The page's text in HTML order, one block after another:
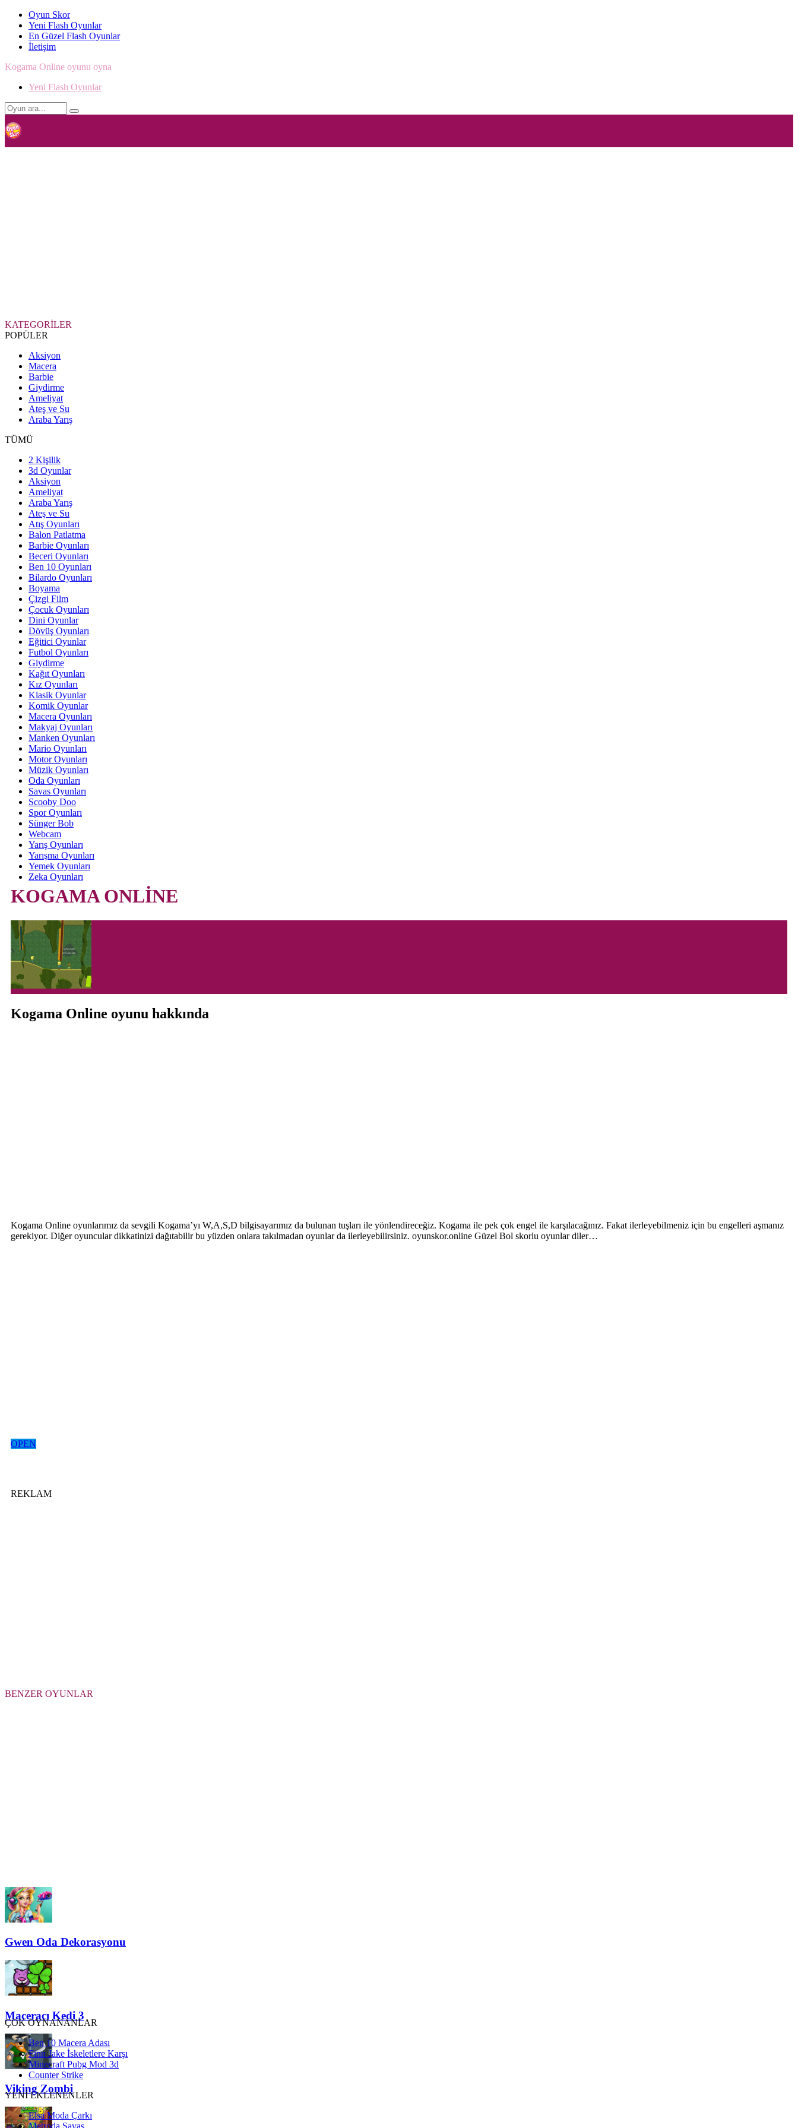
Oyun Skor
Yeni Flash Oyunlar
En Güzel Flash Oyunlar
İletişim
Kogama Online oyunu oyna
Yeni Flash Oyunlar
KATEGORİLER
POPÜLER
Aksiyon
Macera
Barbie
Giydirme
Ameliyat
Ateş ve Su
Araba Yarış
TÜMÜ
2 Kişilik
3d Oyunlar
Aksiyon
Ameliyat
Araba Yarış
Ateş ve Su
Atış Oyunları
Balon Patlatma
Barbie Oyunları
Beceri Oyunları
Ben 10 Oyunları
Bilardo Oyunları
Boyama
Çizgi Film
Çocuk Oyunları
Dini Oyunlar
Dövüş Oyunları
Eğitici Oyunlar
Futbol Oyunları
Giydirme
Kağıt Oyunları
Kız Oyunları
Klasik Oyunlar
Komik Oyunlar
Macera Oyunları
Makyaj Oyunları
Manken Oyunları
Mario Oyunları
Motor Oyunları
Müzik Oyunları
Oda Oyunları
Savas Oyunları
Scooby Doo
Spor Oyunları
Sünger Bob
Webcam
Yarış Oyunları
Yarışma Oyunları
Yemek Oyunları
Zeka Oyunları
KOGAMA ONLİNE
Kogama Online oyunu hakkında
Kogama Online oyunlarımız da sevgili Kogama’yı W,A,S,D bilgisayarımız da bulunan tuşları ile yönlendireceğiz. Kogama ile pek çok engel ile karşılacağınız. Fakat ilerleyebilmeniz için bu engelleri aşmanız
gerekiyor. Diğer oyuncular dikkatinizi dağıtabilir bu yüzden onlara takılmadan oyunlar da ilerleyebilirsiniz. oyunskor.online Güzel Bol skorlu oyunlar diler…
OPEN
REKLAM
BENZER OYUNLAR
Gwen Oda Dekorasyonu
Maceracı Kedi 3
Viking Zombi
ÇOK OYNANANLAR
Ben 10 Macera Adası
Finn Jake İskeletlere Karşı
Minecraft Pubg Mod 3d
Counter Strike
YENİ EKLENENLER
Elsa Moda Çarkı
Metroda Savaş